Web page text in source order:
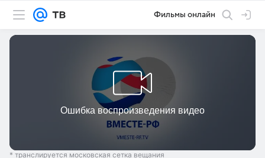
Фильмы онлайн
* транслируется московская сетка вещания